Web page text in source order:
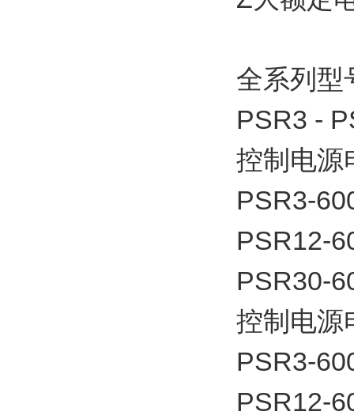
全系列型
PSR3 -
控制电源
PSR3-
PSR12-
PSR30-
控制电源
PSR3-
PSR12-